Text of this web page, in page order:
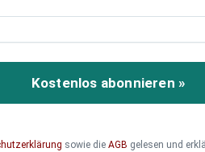
Flüchtlingen aus der
Kostenlos abonnieren »
sowie die AGB gelesen und